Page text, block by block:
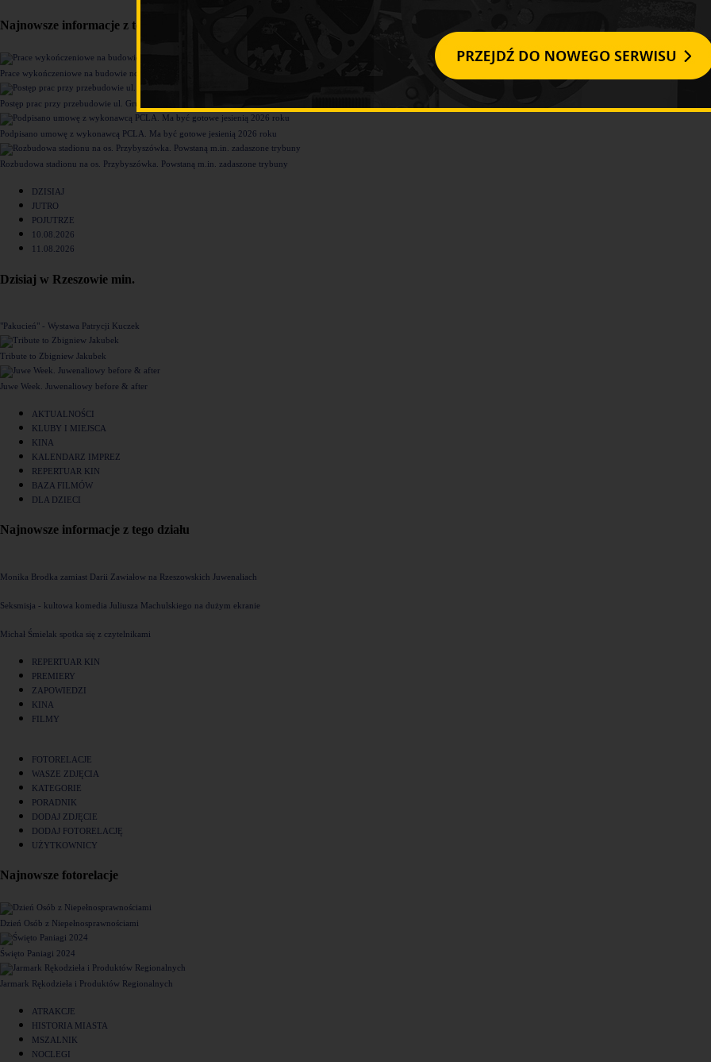
Najnowsze informacje z tego działu
Prace wykończeniowe na budowie nowego komisariatu Policji w Rzeszowie [ZDJĘCIA]
Postęp prac przy przebudowie ul. Grunwaldzkiej [ZDJĘCIA]
Podpisano umowę z wykonawcą PCLA. Ma być gotowe jesienią 2026 roku
Rozbudowa stadionu na os. Przybyszówka. Powstaną m.in. zadaszone trybuny
DZISIAJ
JUTRO
POJUTRZE
10.08.2026
11.08.2026
Dzisiaj w Rzeszowie min.
"Pakucień" - Wystawa Patrycji Kuczek
Tribute to Zbigniew Jakubek
Juwe Week. Juwenaliowy before & after
AKTUALNOŚCI
KLUBY I MIEJSCA
KINA
KALENDARZ IMPREZ
REPERTUAR KIN
BAZA FILMÓW
DLA DZIECI
Najnowsze informacje z tego działu
Monika Brodka zamiast Darii Zawiałow na Rzeszowskich Juwenaliach
Seksmisja - kultowa komedia Juliusza Machulskiego na dużym ekranie
Michał Śmielak spotka się z czytelnikami
REPERTUAR KIN
PREMIERY
ZAPOWIEDZI
KINA
FILMY
FOTORELACJE
WASZE ZDJĘCIA
KATEGORIE
PORADNIK
DODAJ ZDJĘCIE
DODAJ FOTORELACJĘ
UŻYTKOWNICY
Najnowsze fotorelacje
Dzień Osób z Niepełnosprawnościami
Święto Paniagi 2024
Jarmark Rękodzieła i Produktów Regionalnych
ATRAKCJE
HISTORIA MIASTA
MSZALNIK
NOCLEGI